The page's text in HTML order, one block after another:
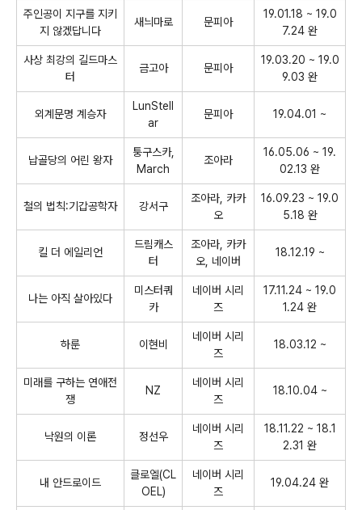
주인공이 지구를 지키
지 않겠답니다
새늬마로 문피아
19.01.18 ~ 19.0
7.24 완
사상 최강의 길드마스
터
금고아 문피아
19.03.20 ~ 19.0
9.03 완
외계문명 계승자
LunStell
ar
문피아 19.04.01 ~
납골당의 어린 왕자
퉁구스카,
March
조아라
16.05.06 ~ 19.
02.13 완
철의 법칙:기갑공학자 강서구
조아라, 카카
오
16.09.23 ~ 19.0
5.18 완
킬 더 에일리언
드림캐스
터
조아라, 카카
오, 네이버
18.12.19 ~
나는 아직 살아있다
미스터쿼
카
네이버 시리
즈
17.11.24 ~ 19.0
1.24 완
하룬 이현비
네이버 시리
즈
18.03.12 ~
미래를 구하는 연애전
쟁
NZ
네이버 시리
즈
18.10.04 ~
낙원의 이론 정선우
네이버 시리
즈
18.11.22 ~ 18.1
2.31 완
내 안드로이드
클로엘(CL
OEL)
네이버 시리
즈
19.04.24 완